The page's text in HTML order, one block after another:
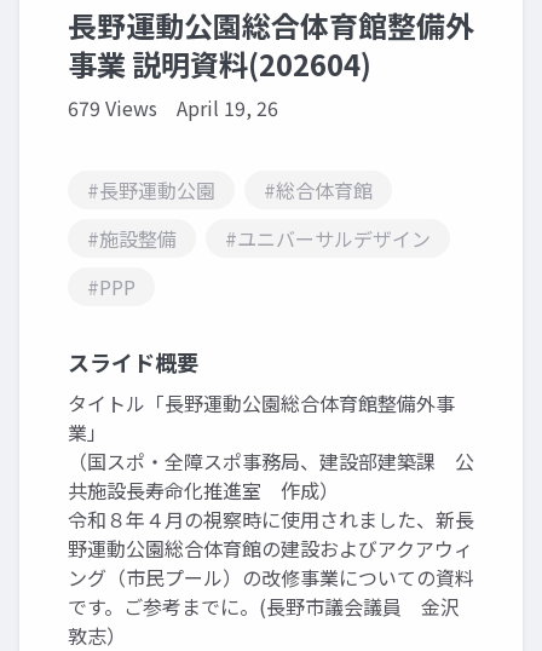
長野運動公園総合体育館整備外
事業 説明資料(202604)
679 Views April 19, 26
#長野運動公園
#総合体育館
#施設整備
#ユニバーサルデザイン
#PPP
スライド概要
タイトル「長野運動公園総合体育館整備外事
業」
（国スポ・全障スポ事務局、建設部建築課 公
共施設長寿命化推進室 作成）
令和８年４月の視察時に使用されました、新長
野運動公園総合体育館の建設およびアクアウィ
ング（市民プール）の改修事業についての資料
です。ご参考までに。(長野市議会議員 金沢
敦志）